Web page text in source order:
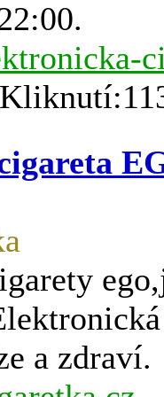
a zdraví.